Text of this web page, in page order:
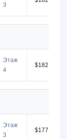
3
Этаж
4
$182,000
Этаж
3
$177,000